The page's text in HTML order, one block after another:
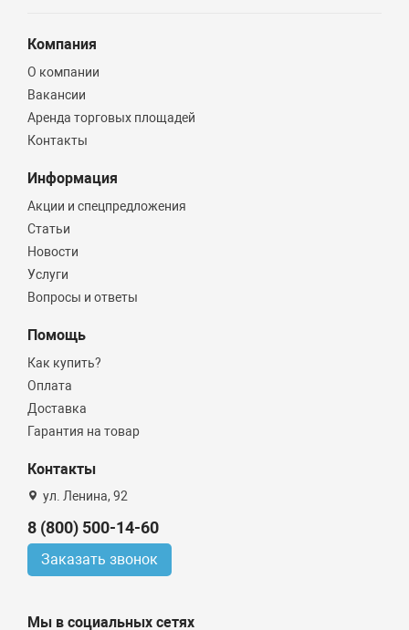
Компания
О компании
Вакансии
Аренда торговых площадей
Контакты
Информация
Акции и спецпредложения
Статьи
Новости
Услуги
Вопросы и ответы
Помощь
Как купить?
Оплата
Доставка
Гарантия на товар
Контакты
ул. Ленина, 92
8 (800) 500-14-60
Заказать звонок
Мы в социальных сетях